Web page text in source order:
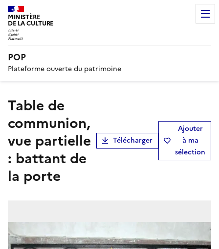
MINISTÈRE
DE LA CULTURE
POP
Plateforme ouverte du patrimoine
Table de
communion,
vue partielle
: battant de
la porte
Télécharger
Ajouter
à ma
sélection